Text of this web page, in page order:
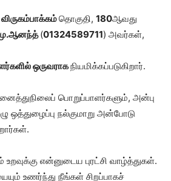
விருகம்பாக்கம்தொகுதி, 180ஆவது
(01324589711) அவர்கள்,
ஒருவராகநியமிக்கப்படுகிறார்.
பொறுப்பாளர்களும், அன்பு
ஒத்துழைப்பு நல்குமாறு அன்போடு
உறவுக்கு என்னுடைய புரட்சி வாழ்த்துகள்.
உணர்ந்து நீங்கள் சிறப்பாகச்